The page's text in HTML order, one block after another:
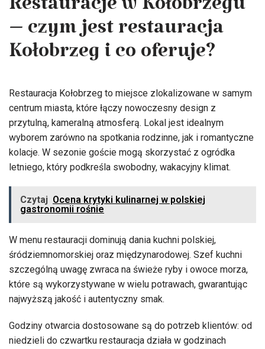
Restauracje w Kołobrzegu
– czym jest restauracja
Kołobrzeg i co oferuje?
Restauracja Kołobrzeg to miejsce zlokalizowane w samym
centrum miasta, które łączy nowoczesny design z
przytulną, kameralną atmosferą. Lokal jest idealnym
wyborem zarówno na spotkania rodzinne, jak i romantyczne
kolacje. W sezonie goście mogą skorzystać z ogródka
letniego, który podkreśla swobodny, wakacyjny klimat.
Czytaj Ocena krytyki kulinarnej w polskiej
gastronomii rośnie
W menu restauracji dominują dania kuchni polskiej,
śródziemnomorskiej oraz międzynarodowej. Szef kuchni
szczególną uwagę zwraca na świeże ryby i owoce morza,
które są wykorzystywane w wielu potrawach, gwarantując
najwyższą jakość i autentyczny smak.
Godziny otwarcia dostosowane są do potrzeb klientów: od
niedzieli do czwartku restauracja działa w godzinach